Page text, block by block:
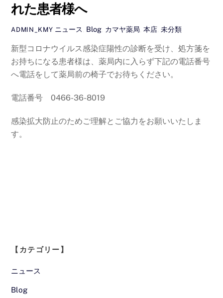
れた患者様へ
ADMIN_KMY ニュース Blog カマヤ薬局 ,本店 ,未分類
新型コロナウイルス感染症陽性の診断を受け、処方箋を
お持ちになる患者様は、薬局内に入らず下記の電話番号
へ電話をして薬局前の椅子でお待ちください。
電話番号 0466-36-8019
感染拡大防止のためご理解とご協力をお願いいたしま
す。
【カテゴリー】
ニュース
Blog